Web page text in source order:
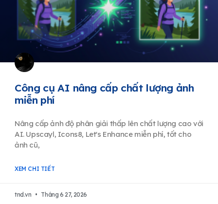
Công cụ AI nâng cấp chất lượng ảnh
miễn phí
Nâng cấp ảnh độ phân giải thấp lên chất lượng cao với
AI. Upscayl, Icons8, Let's Enhance miễn phí, tốt cho
ảnh cũ,
XEM CHI TIẾT
tnd.vn Tháng 6 27, 2026